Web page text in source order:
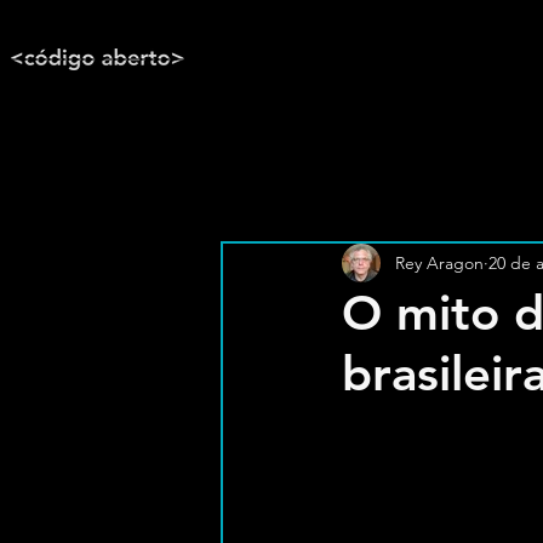
O mito
Rey Aragon 20 de